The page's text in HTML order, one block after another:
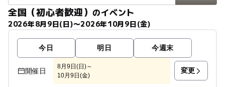
全国（初心者歓迎）のイベント
2026年8月9日(日)〜2026年10月9日(金)
今日 明日 今週末
開催日
8月9日(日)～
10月9日(金)
変更